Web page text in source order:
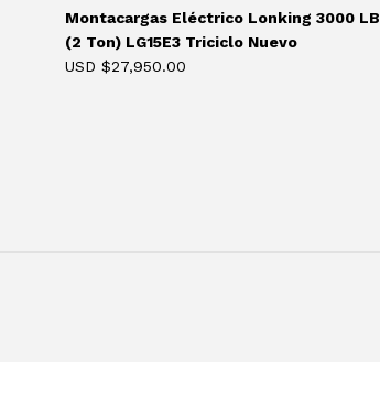
Montacargas Eléctrico Lonking 3000 LB
(2 Ton) LG15E3 Triciclo Nuevo
USD $27,950.00